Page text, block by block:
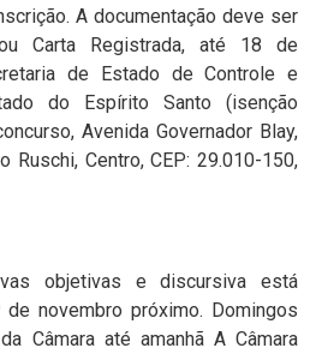
A documentação deve ser
Carta Registrada, até 18 de
de Estado de Controle e
do Espírito Santo (isenção
Avenida Governador Blay,
Ruschi, Centro, CEP: 29.010-150,
objetivas e discursiva está
novembro próximo. Domingos
Câmara até amanhã A Câmara